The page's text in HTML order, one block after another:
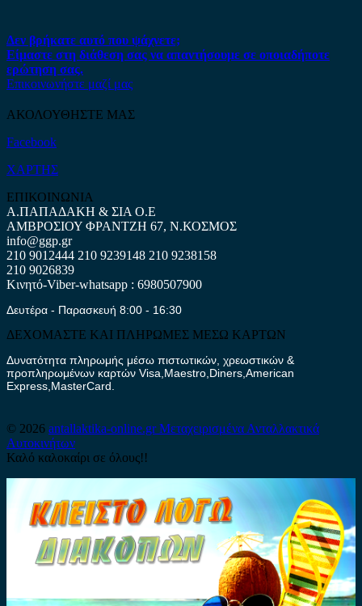
Δεν βρήκατε αυτό που ψάχνετε;
Είμαστε στη διάθεση σας να απαντήσουμε σε οποιαδήποτε
ερώτηση σας.
Επικοινωνήστε μαζί μας
ΑΚΟΛΟΥΘΗΣΤΕ ΜΑΣ
Facebook
ΧΑΡΤΗΣ
ΕΠΙΚΟΙΝΩΝΙΑ
Α.ΠΑΠΑΔΑΚΗ & ΣΙΑ Ο.Ε
ΑΜΒΡΟΣΙΟΥ ΦΡΑΝΤΖΗ 67, Ν.ΚΟΣΜΟΣ
info@ggp.gr
210 9012444 210 9239148 210 9238158
210 9026839
Κινητό-Viber-whatsapp : 6980507900
Δευτέρα - Παρασκευή 8:00 - 16:30
ΔΕΧΟΜΑΣΤΕ ΚΑΙ ΠΛΗΡΩΜΕΣ ΜΕΣΩ ΚΑΡΤΩΝ
Δυνατότητα πληρωμής μέσω πιστωτικών, χρεωστικών &
προπληρωμένων καρτών Visa,Maestro,Diners,American
Express,MasterCard.
© 2026 antallaktika-online.grΜεταχειρισμένα Ανταλλακτικά
Αυτοκινήτων
Καλό καλοκαίρι σε όλους!!